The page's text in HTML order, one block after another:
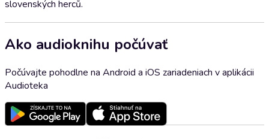
slovenských herců.
Ako audioknihu počúvať
Počúvajte pohodlne na Android a iOS zariadeniach v aplikácii
Audioteka